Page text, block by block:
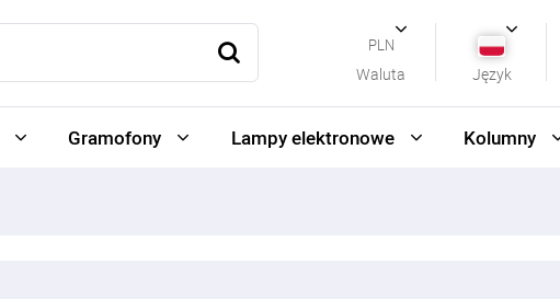
Waluta
PLN
Język
Gramofony Lampy elektronowe Kolumny